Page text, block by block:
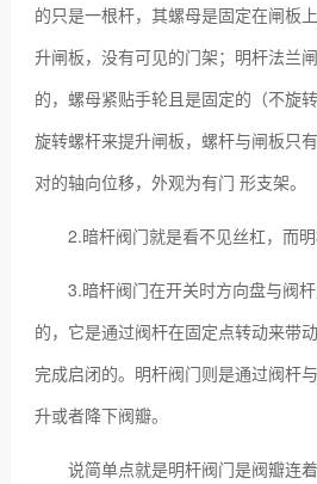
的只是一根杆，其螺母是固定在闸板
升闸板，没有可见的门架；明杆法兰
的，螺母紧贴手轮且是固定的（不旋
旋转螺杆来提升闸板，螺杆与闸板只
对的轴向位移，外观为有门 形支架。
2.暗杆阀门就是看不见丝杠，而
3.暗杆阀门在开关时方向盘与阀
的，它是通过阀杆在固定点转动来带
完成启闭的。明杆阀门则是通过阀杆
升或者降下阀瓣。
说简单点就是明杆阀门是阀瓣连